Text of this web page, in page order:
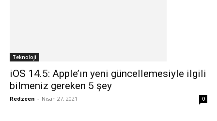
Teknoloji
iOS 14.5: Apple’ın yeni güncellemesiyle ilgili
bilmeniz gereken 5 şey
Redzeen - Nisan 27, 2021 0